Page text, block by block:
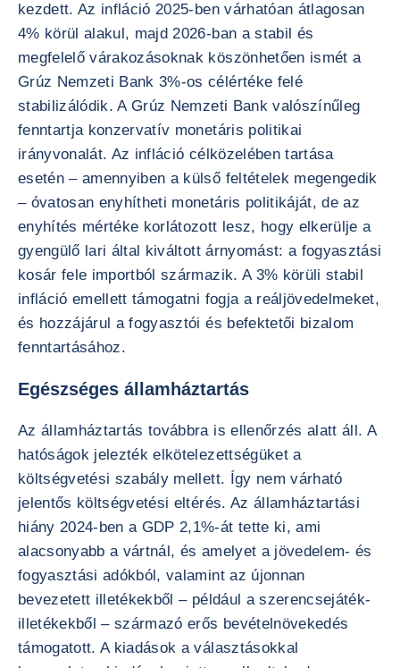
kezdett. Az infláció 2025-ben várhatóan átlagosan
4% körül alakul, majd 2026-ban a stabil és
megfelelő várakozásoknak köszönhetően ismét a
Grúz Nemzeti Bank 3%-os célértéke felé
stabilizálódik. A Grúz Nemzeti Bank valószínűleg
fenntartja konzervatív monetáris politikai
irányvonalát. Az infláció célközelében tartása
esetén – amennyiben a külső feltételek megengedik
– óvatosan enyhítheti monetáris politikáját, de az
enyhítés mértéke korlátozott lesz, hogy elkerülje a
gyengülő lari által kiváltott árnyomást: a fogyasztási
kosár fele importból származik. A 3% körüli stabil
infláció emellett támogatni fogja a reáljövedelmeket,
és hozzájárul a fogyasztói és befektetői bizalom
fenntartásához.
Egészséges államháztartás
Az államháztartás továbbra is ellenőrzés alatt áll. A
hatóságok jelezték elkötelezettségüket a
költségvetési szabály mellett. Így nem várható
jelentős költségvetési eltérés. Az államháztartási
hiány 2024-ben a GDP 2,1%-át tette ki, ami
alacsonyabb a vártnál, és amelyet a jövedelem- és
fogyasztási adókból, valamint az újonnan
bevezetett illetékekből – például a szerencsejáték-
illetékekből – származó erős bevételnövekedés
támogatott. A kiadások a választásokkal